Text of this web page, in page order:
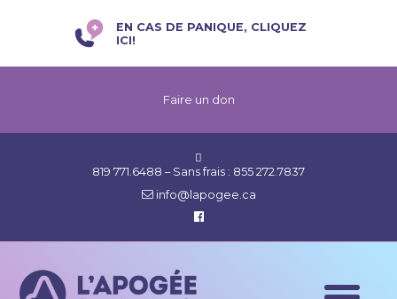
EN CAS DE PANIQUE, CLIQUEZ
ICI!
Faire un don
819 771.6488 – Sans frais : 855 272.7837
info@lapogee.ca